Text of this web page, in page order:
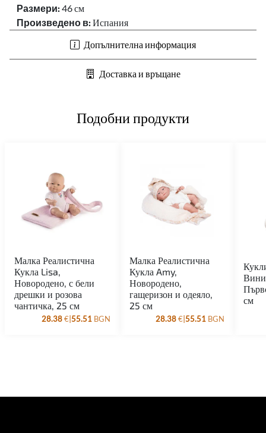
Размери: 46 см
Произведено в: Испания
Допълнителна информация
Доставка и връщане
Подобни продукти
Малка Реалистична
Кукла Lisa,
Новородено, с бели
дрешки и розова
чантичка, 25 см
28.38€|55.51 BGN
Малка Реалистична
Кукла Amy,
Новородено,
гащеризон и одеяло,
25 см
28.38€|55.51 BGN
см